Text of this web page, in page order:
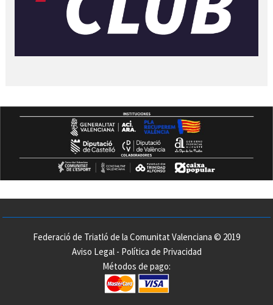
Federació de Triatló de la Comunitat Valenciana © 2019
Aviso Legal- Política de Privacidad
Métodos de pago: